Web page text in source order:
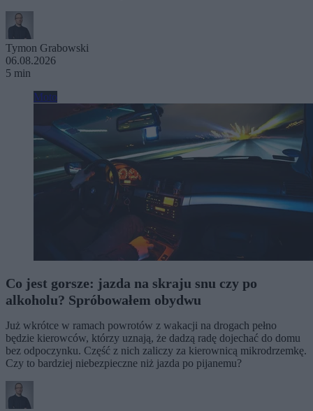
Tymon Grabowski
06.08.2026
5 min
Moto
Co jest gorsze: jazda na skraju snu czy po
alkoholu? Spróbowałem obydwu
Już wkrótce w ramach powrotów z wakacji na drogach pełno
będzie kierowców, którzy uznają, że dadzą radę dojechać do domu
bez odpoczynku. Część z nich zaliczy za kierownicą mikrodrzemkę.
Czy to bardziej niebezpieczne niż jazda po pijanemu?